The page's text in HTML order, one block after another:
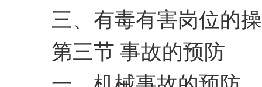
三、有毒有害岗位的
第三节 事故的预防